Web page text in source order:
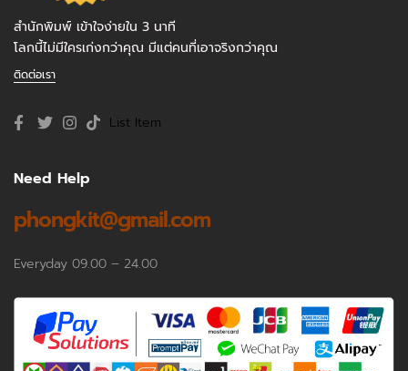
สำนักพิมพ์ เข้าใจง่ายใน 3 นาที
โลกนี้ไม่มีใครเก่งกว่าคุณ มีแต่คนที่เอาจริงกว่าคุณ
ติดต่อเรา
List Item
Need Help
phongkit@gmail.com
Everyday 09.00 – 24.00